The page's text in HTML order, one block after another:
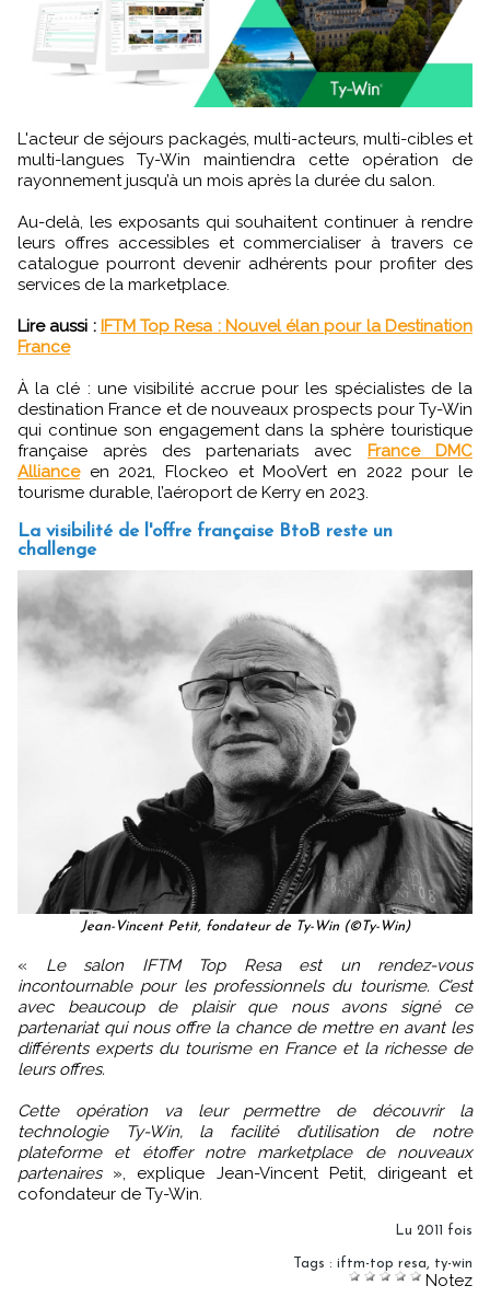
L'acteur de séjours packagés, multi-acteurs, multi-cibles et
multi-langues Ty-Win maintiendra cette opération de
rayonnement jusqu’à un mois après la durée du salon.
Au-delà, les exposants qui souhaitent continuer à rendre
leurs offres accessibles et commercialiser à travers ce
catalogue pourront devenir adhérents pour profiter des
services de la marketplace.
Lire aussi : IFTM Top Resa : Nouvel élan pour la Destination
France
À la clé : une visibilité accrue pour les spécialistes de la
destination France et de nouveaux prospects pour Ty-Win
qui continue son engagement dans la sphère touristique
française après des partenariats avec France DMC
Allianceen 2021, Flockeo et MooVert en 2022 pour le
tourisme durable, l’aéroport de Kerry en 2023.
La visibilité de l'offre française BtoB reste un
challenge
Jean-Vincent Petit, fondateur de Ty-Win (©Ty-Win)
« Le salon IFTM Top Resa est un rendez-vous
incontournable pour les professionnels du tourisme. C’est
avec beaucoup de plaisir que nous avons signé ce
partenariat qui nous offre la chance de mettre en avant les
différents experts du tourisme en France et la richesse de
leurs offres.
Cette opération va leur permettre de découvrir la
technologie Ty-Win, la facilité d’utilisation de notre
plateforme et étoffer notre marketplace de nouveaux
partenaires », explique Jean-Vincent Petit, dirigeant et
cofondateur de Ty-Win.
Lu 2011 fois
Tags : iftm-top resa ty-win
Notez